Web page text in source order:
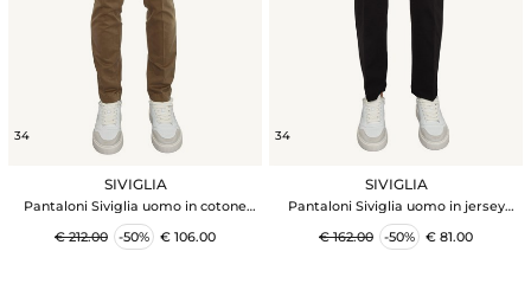
34
SIVIGLIA
Pantaloni Siviglia uomo in cotone
flanellato cammello
€ 212.00
-50% € 106.00
34
SIVIGLIA
Pantaloni Siviglia uomo in jersey
stretch nero
€ 162.00
-50% € 81.00